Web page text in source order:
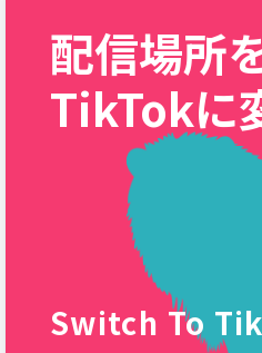
配信場所
TikTokに
Switch To